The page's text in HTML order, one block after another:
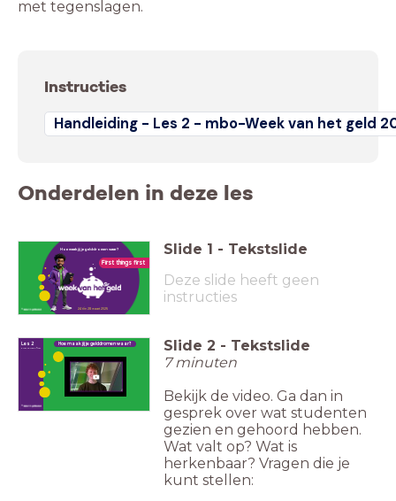
Instructies
Handleiding - Les 2 - mbo-Week van het geld
Onderdelen in deze les
Hoe maak jij je gelddromen waar?
24 t/m 28 maart 2025
First things first
Slide 1 - Tekstslide
Deze slide heeft geen
instructies
Hoe maak jij je gelddromen waar?
Les 2
First things first Slide 2 - Tekstslide
7 minuten
Bekijk de video. Ga dan in
gesprek over wat studenten
gezien en gehoord hebben.
Wat valt op? Wat is
herkenbaar? Vragen die je
kunt stellen: